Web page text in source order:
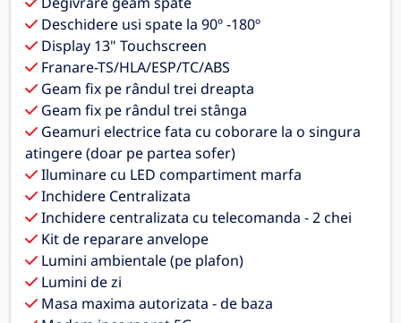
Deschidere usi spate la 90º -180º
Display 13" Touchscreen
Franare-TS/HLA/ESP/TC/ABS
Geam fix pe rândul trei dreapta
Geam fix pe rândul trei stânga
Geamuri electrice fata cu coborare la o singura
atingere (doar pe partea sofer)
Iluminare cu LED compartiment marfa
Inchidere Centralizata
Inchidere centralizata cu telecomanda - 2 chei
Kit de reparare anvelope
Lumini ambientale (pe plafon)
Lumini de zi
Masa maxima autorizata - de baza